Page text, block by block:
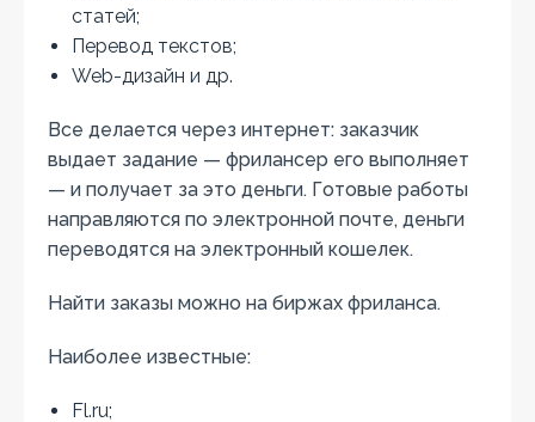
статей;
Перевод текстов;
Web-дизайн и др.
Все делается через интернет: заказчик
выдает задание — фрилансер его выполняет
— и получает за это деньги. Готовые работы
направляются по электронной почте, деньги
переводятся на электронный кошелек.
Найти заказы можно на биржах фриланса.
Наиболее известные:
Fl.ru;